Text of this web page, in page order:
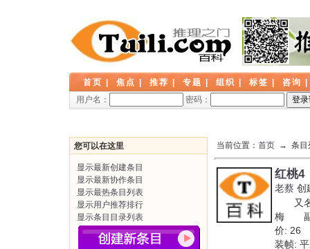
首页 焦点 推荐 专题 组织 标签 咨询
用户名：
密码：
您可以在这里
显示最新创建条目
显示最新协作条目
显示最热条目列表
显示用户推荐排行
显示条目目录列表
当前位置： 首页 → 条目
红桃4
老蔡 创
又名:
梅 副
价: 26
装帧: